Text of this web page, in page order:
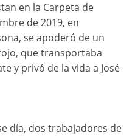
en la Carpeta de
de 2019, en
se apoderó de un
que transportaba
y privó de la vida a José
día, dos trabajadores de